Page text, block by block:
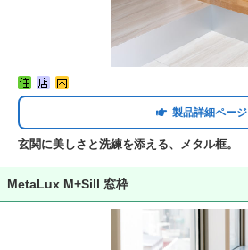
製品詳細ページ
玄関に美しさと洗練を添える、メタル框。
MetaLux M+Sill 窓枠